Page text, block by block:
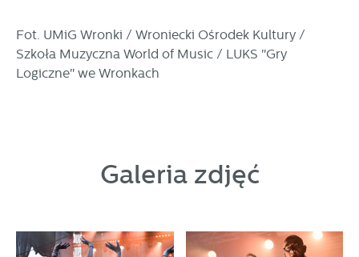
Fot. UMiG Wronki / Wroniecki Ośrodek Kultury /
Szkoła Muzyczna World of Music / LUKS "Gry
Logiczne" we Wronkach
Galeria zdjęć